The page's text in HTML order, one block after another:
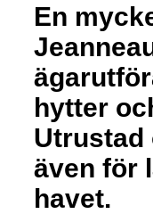
En
hytter
Utrustad
även för
havet.